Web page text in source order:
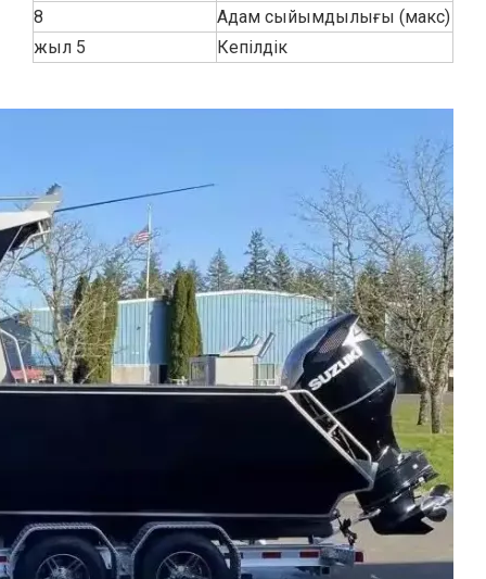
Адам сыйымдылығы (макс)
8
Кепілдік
5 жыл